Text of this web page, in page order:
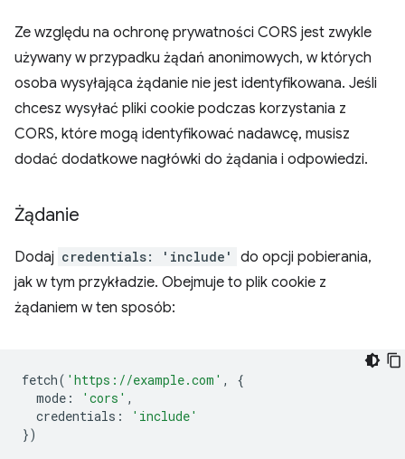
Ze względu na ochronę prywatności CORS jest zwykle
używany w przypadku żądań anonimowych, w których
osoba wysyłająca żądanie nie jest identyfikowana. Jeśli
chcesz wysyłać pliki cookie podczas korzystania z
CORS, które mogą identyfikować nadawcę, musisz
dodać dodatkowe nagłówki do żądania i odpowiedzi.
Żądanie
Dodaj credentials: 'include'
do opcji pobierania,
jak w tym przykładzie. Obejmuje to plik cookie z
żądaniem w ten sposób:
fetch( 'https://example.com' ,
{
mode : 'cors' ,
credentials :
'include'
})